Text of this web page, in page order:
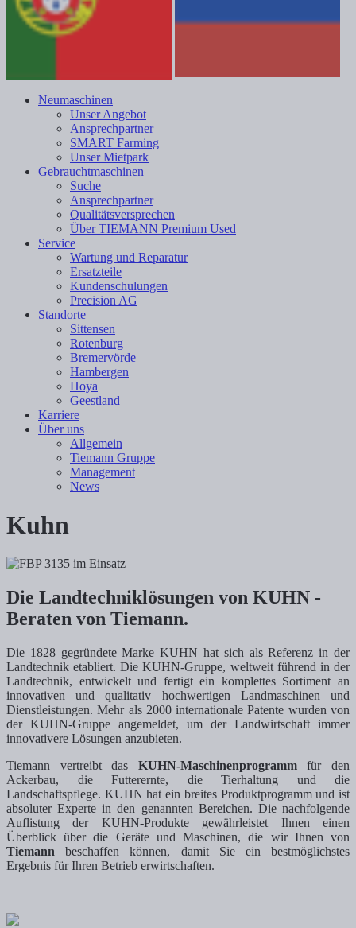
Neumaschinen
Unser Angebot
Ansprechpartner
SMART Farming
Unser Mietpark
Gebrauchtmaschinen
Suche
Ansprechpartner
Qualitätsversprechen
Über TIEMANN Premium Used
Service
Wartung und Reparatur
Ersatzteile
Kundenschulungen
Precision AG
Standorte
Sittensen
Rotenburg
Bremervörde
Hambergen
Hoya
Geestland
Karriere
Über uns
Allgemein
Tiemann Gruppe
Management
News
Kuhn
Die Landtechniklösungen von KUHN -
Beraten von Tiemann.
Die 1828 gegründete Marke KUHN hat sich als Referenz in der
Landtechnik etabliert. Die KUHN-Gruppe, weltweit führend in der
Landtechnik, entwickelt und fertigt ein komplettes Sortiment an
innovativen und qualitativ hochwertigen Landmaschinen und
Dienstleistungen. Mehr als 2000 internationale Patente wurden von
der KUHN-Gruppe angemeldet, um der Landwirtschaft immer
innovativere Lösungen anzubieten.
Tiemann vertreibt das KUHN-Maschinenprogrammfür den
Ackerbau, die Futterernte, die Tierhaltung und die
Landschaftspflege. KUHN hat ein breites Produktprogramm und ist
absoluter Experte in den genannten Bereichen. Die nachfolgende
Auflistung der KUHN-Produkte gewährleistet Ihnen einen
Überblick über die Geräte und Maschinen, die wir Ihnen von
Tiemann beschaffen können, damit Sie ein bestmöglichstes
Ergebnis für Ihren Betrieb erwirtschaften.